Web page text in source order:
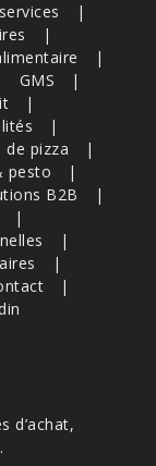
GMS
de pizza
pesto
B2B
d’achat,